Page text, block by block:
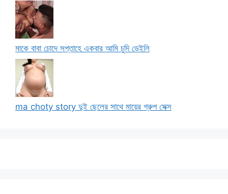
মাকে বাবা চোদে সপ্তাহে একবার আমি চুদি ডেইলি
ma choty story দুই ছেলের সাথে মায়ের গ্রুপ সেক্স